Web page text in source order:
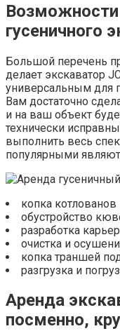
Возможности
гусеничного
Большой перечень
делает экскаватор
универсальным для
Вам достаточно
и на ваш объект
технически
выполнить весь
популярными
копка
обустройство
разработка
очистка и
копка траншей
разгрузка и
Аренда
посменно,